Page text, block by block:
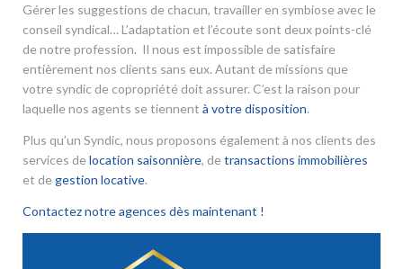
Gérer les suggestions de chacun, travailler en symbiose avec le
conseil syndical… L’adaptation et l’écoute sont deux points-clé
de notre profession. Il nous est impossible de satisfaire
entièrement nos clients sans eux. Autant de missions que
votre syndic de copropriété doit assurer. C’est la raison pour
laquelle nos agents se tiennent à votre disposition.
Plus qu’un Syndic, nous proposons également à nos clients des
services de location saisonnière, de transactions immobilières
et de gestion locative.
Contactez notre agences dès maintenant !